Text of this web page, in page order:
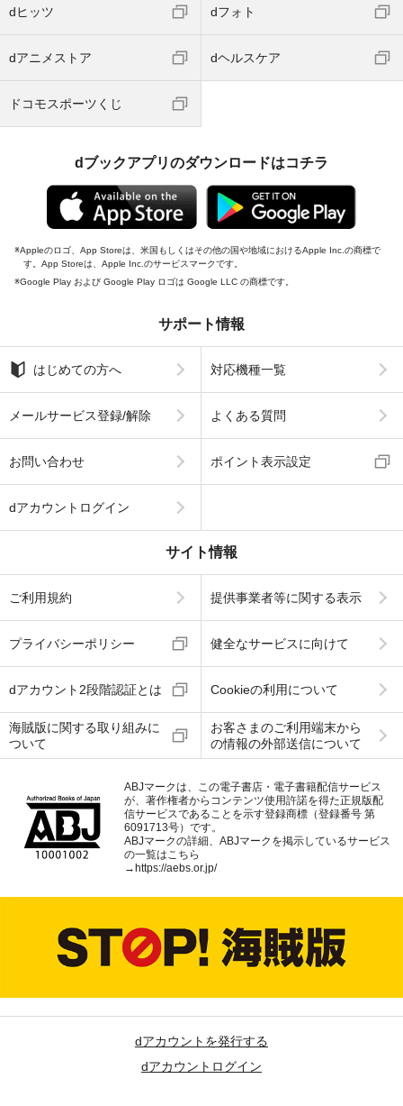
dヒッツ dフォト
dアニメストア dヘルスケア
ドコモスポーツくじ
dブックアプリのダウンロードはコチラ
Appleのロゴ、App Storeは、米国もしくはその他の国や地域におけるApple Inc.の商標で
す。App Storeは、Apple Inc.のサービスマークです。
Google Play および Google Play ロゴは Google LLC の商標です。
サポート情報
はじめての方へ 対応機種一覧
メールサービス登録/解除 よくある質問
お問い合わせ ポイント表示設定
dアカウントログイン
サイト情報
ご利用規約 提供事業者等に関する表示
プライバシーポリシー 健全なサービスに向けて
dアカウント2段階認証とは Cookieの利用について
海賊版に関する取り組みに
ついて
お客さまのご利用端末から
の情報の外部送信について
ABJマークは、この電子書店・電子書籍配信サービス
が、著作権者からコンテンツ使用許諾を得た正規版配
信サービスであることを示す登録商標（登録番号 第
6091713号）です。
ABJマークの詳細、ABJマークを掲示しているサービス
の一覧はこちら
→https://aebs.or.jp/
dアカウントを発行する
dアカウントログイン